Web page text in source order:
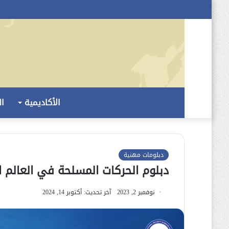
الأكاديمية
دبلومات مهنية
دبلوم الحركات المسلحة في العالم
نوفمبر 2, 2023 آخر تحديث: أكتوبر 14, 2024